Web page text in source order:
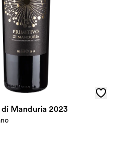
Manduria 2023